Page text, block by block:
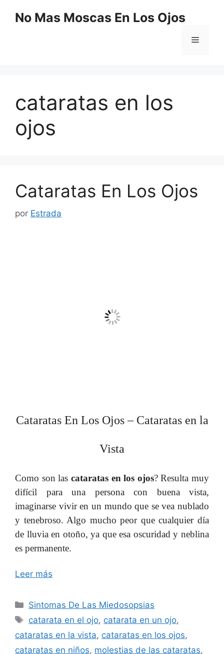
No Mas Moscas En Los Ojos
Menú
cataratas en los
ojos
Cataratas En Los Ojos
por Estrada
Cataratas En Los Ojos – Cataratas en la
Vista
Como son las cataratas en los ojos? Resulta muy
difícil para una persona con buena vista,
imaginarse vivir en un mundo que se vea nublado
y tenebroso. Algo mucho peor que cualquier día
de lluvia en otoño, ya que esa oscuridad y neblina
es permanente.
Leer más
Categorías
Sintomas De Las Miedosopsias
Etiquetas
catarata en el ojo, catarata en un ojo,
cataratas en la vista, cataratas en los ojos,
cataratas en niños, molestias de las cataratas,